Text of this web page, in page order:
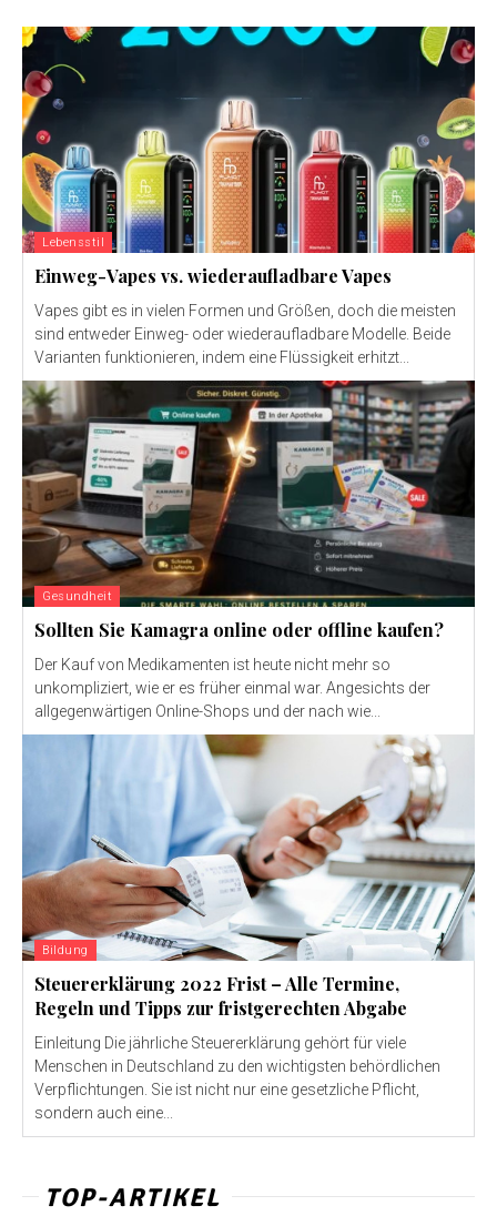
Lebensstil
Einweg-Vapes vs. wiederaufladbare Vapes
Vapes gibt es in vielen Formen und Größen, doch die meisten
sind entweder Einweg- oder wiederaufladbare Modelle. Beide
Varianten funktionieren, indem eine Flüssigkeit erhitzt...
Gesundheit
Sollten Sie Kamagra online oder offline kaufen?
Der Kauf von Medikamenten ist heute nicht mehr so ​​
unkompliziert, wie er es früher einmal war. Angesichts der
allgegenwärtigen Online-Shops und der nach wie...
Bildung
Steuererklärung 2022 Frist – Alle Termine,
Regeln und Tipps zur fristgerechten Abgabe
Einleitung Die jährliche Steuererklärung gehört für viele
Menschen in Deutschland zu den wichtigsten behördlichen
Verpflichtungen. Sie ist nicht nur eine gesetzliche Pflicht,
sondern auch eine...
TOP-ARTIKEL